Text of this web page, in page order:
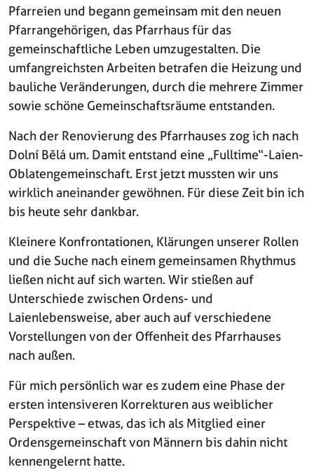
Pfarreien und begann gemeinsam mit den neuen
Pfarrangehörigen, das Pfarrhaus für das
gemeinschaftliche Leben umzugestalten. Die
umfangreichsten Arbeiten betrafen die Heizung und
bauliche Veränderungen, durch die mehrere Zimmer
sowie schöne Gemeinschaftsräume entstanden.
Nach der Renovierung des Pfarrhauses zog ich nach
Dolní Bělá um. Damit entstand eine „Fulltime“-Laien-
Oblatengemeinschaft. Erst jetzt mussten wir uns
wirklich aneinander gewöhnen. Für diese Zeit bin ich
bis heute sehr dankbar.
Kleinere Konfrontationen, Klärungen unserer Rollen
und die Suche nach einem gemeinsamen Rhythmus
ließen nicht auf sich warten. Wir stießen auf
Unterschiede zwischen Ordens- und
Laienlebensweise, aber auch auf verschiedene
Vorstellungen von der Offenheit des Pfarrhauses
nach außen.
Für mich persönlich war es zudem eine Phase der
ersten intensiveren Korrekturen aus weiblicher
Perspektive – etwas, das ich als Mitglied einer
Ordensgemeinschaft von Männern bis dahin nicht
kennengelernt hatte.